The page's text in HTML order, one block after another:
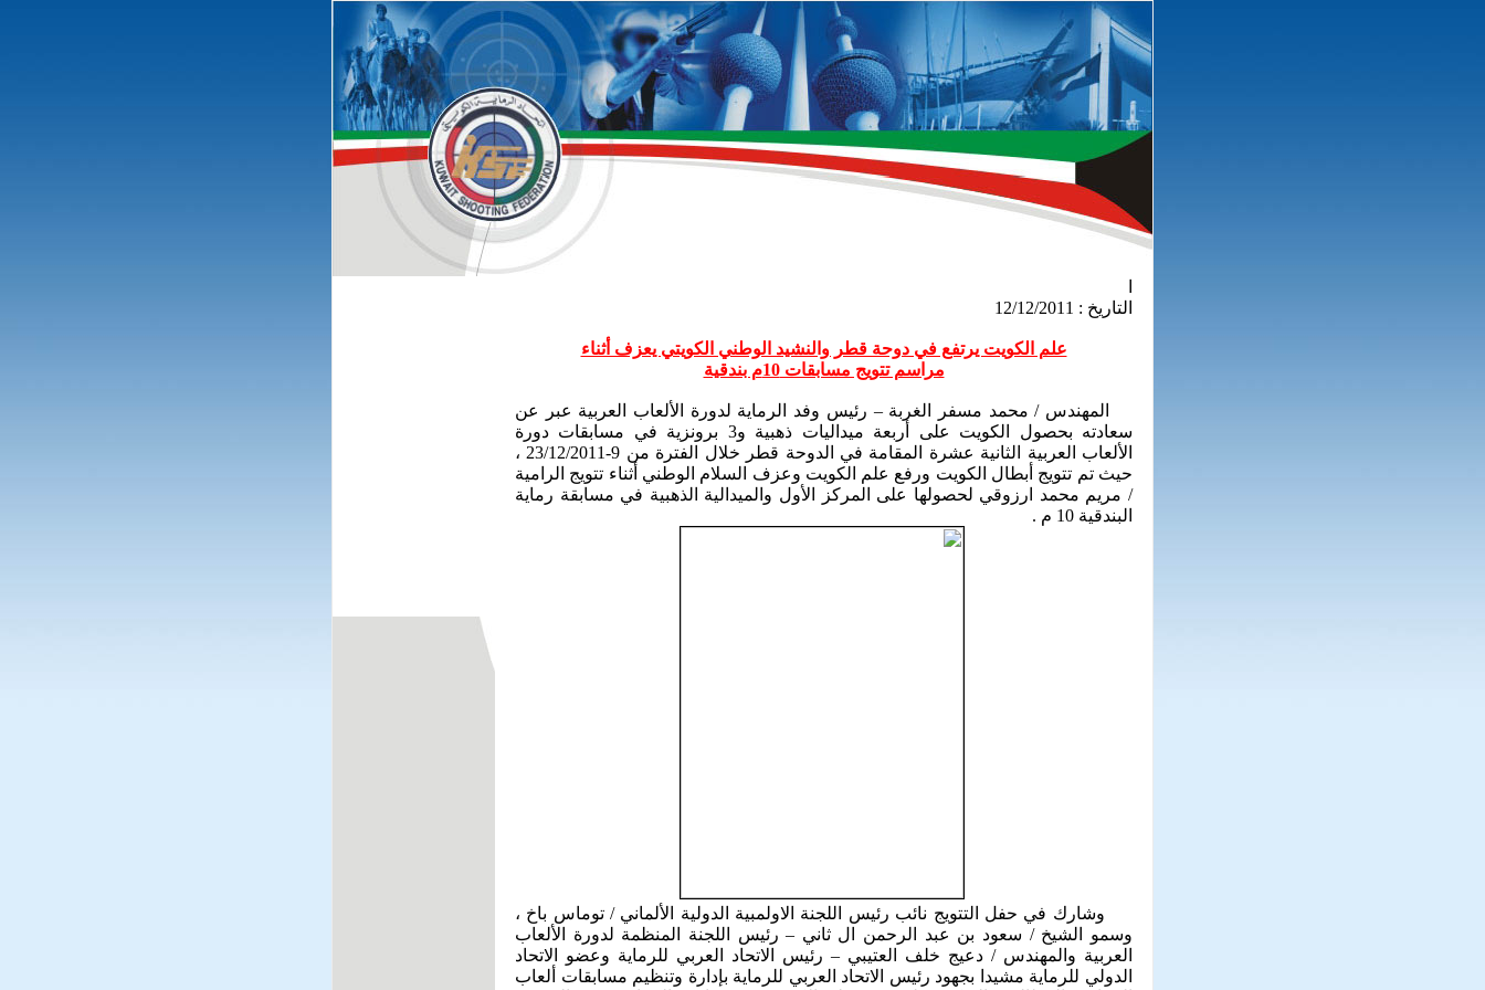
التاريخ :
12/12/2011
علم الكويت يرتفع في دوحة قطر والنشيد الوطني الكويتي يعزف أثناء
مراسم تتويج مسابقات 10م بندقية
المهندس / محمد مسفر الغربة – رئيس وفد الرماية لدورة الألعاب العربية عبر عن
سعادته بحصول الكويت على أربعة ميداليات ذهبية و3 برونزية في مسابقات دورة
الألعاب العربية الثانية عشرة المقامة في الدوحة قطر خلال الفترة من 9-23/12/2011 ،
حيث تم تتويج أبطال الكويت ورفع علم الكويت وعزف السلام الوطني أثناء تتويج الرامية
/ مريم محمد ارزوقي لحصولها على المركز الأول والميدالية الذهبية في مسابقة رماية
البندقية 10 م .
وشارك في حفل التتويج نائب رئيس اللجنة الاولمبية الدولية الألماني / توماس باخ ،
وسمو الشيخ / سعود بن عبد الرحمن ال ثاني – رئيس اللجنة المنظمة لدورة الألعاب
العربية والمهندس / دعيج خلف العتيبي – رئيس الاتحاد العربي للرماية وعضو الاتحاد
الدولي للرماية مشيدا بجهود رئيس الاتحاد العربي للرماية بإدارة وتنظيم مسابقات ألعاب